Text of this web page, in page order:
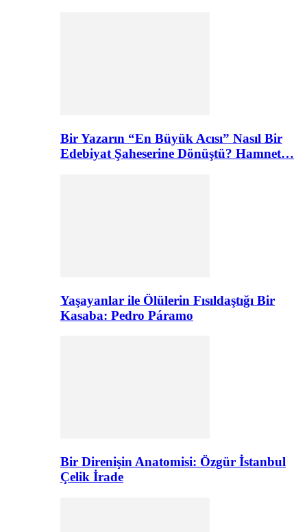
Bir Yazarın “En Büyük Acısı” Nasıl Bir
Edebiyat Şaheserine Dönüştü? Hamnet…
Yaşayanlar ile Ölülerin Fısıldaştığı Bir
Kasaba: Pedro Páramo
Bir Direnişin Anatomisi: Özgür İstanbul
Çelik İrade